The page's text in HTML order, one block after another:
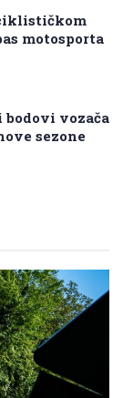
motosporta
bodovi vozača
sezone